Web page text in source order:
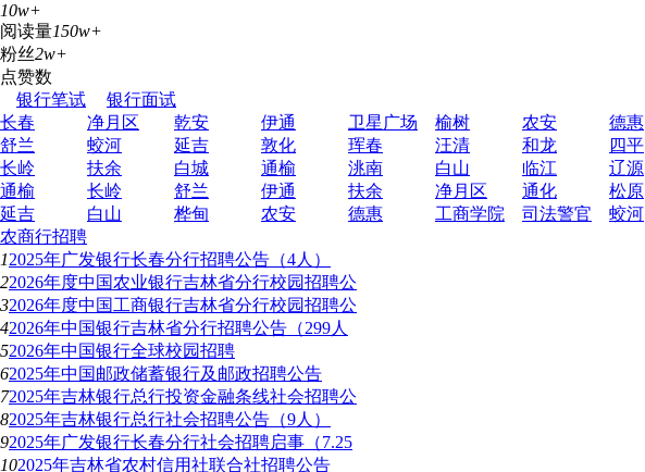
10w+
阅读量150w+
粉丝2w+
点赞数
银行笔试
银行面试
长春
净月区 乾安 伊通 卫星广场 榆树 农安 德惠
舒兰
蛟河 延吉 敦化 珲春 汪清 和龙 四平
长岭
扶余 白城 通榆 洮南 白山 临江 辽源
通榆
长岭 舒兰 伊通 扶余 净月区 通化 松原
延吉
白山 桦甸 农安 德惠 工商学院 司法警官 蛟河
农商行招聘
12025年广发银行长春分行招聘公告（4人）
22026年度中国农业银行吉林省分行校园招聘公
32026年度中国工商银行吉林省分行校园招聘公
42026年中国银行吉林省分行招聘公告（299人
52026年中国银行全球校园招聘
62025年中国邮政储蓄银行及邮政招聘公告
72025年吉林银行总行投资金融条线社会招聘公
82025年吉林银行总行社会招聘公告（9人）
92025年广发银行长春分行社会招聘启事（7.25
102025年吉林省农村信用社联合社招聘公告